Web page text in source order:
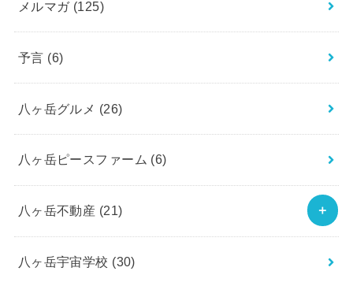
メルマガ (125)
予言 (6)
八ヶ岳グルメ (26)
八ヶ岳ピースファーム (6)
八ヶ岳不動産 (21)
八ヶ岳宇宙学校 (30)